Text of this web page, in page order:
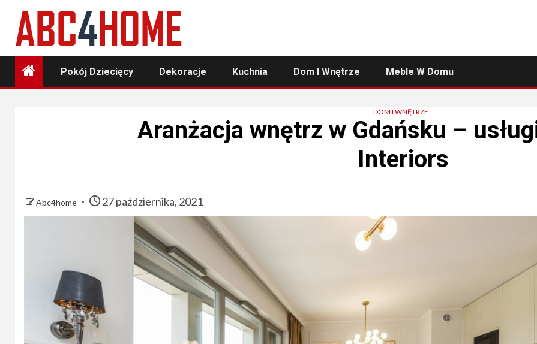
content
Pokój Dziecięcy Dekoracje Kuchnia Dom I Wnętrze Meble W Domu
DOM I WNĘTRZE
Aranżacja wnętrz w Gdańsku –
Interiors
Abc4home 27 października, 2021